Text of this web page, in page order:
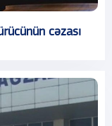
cəzası